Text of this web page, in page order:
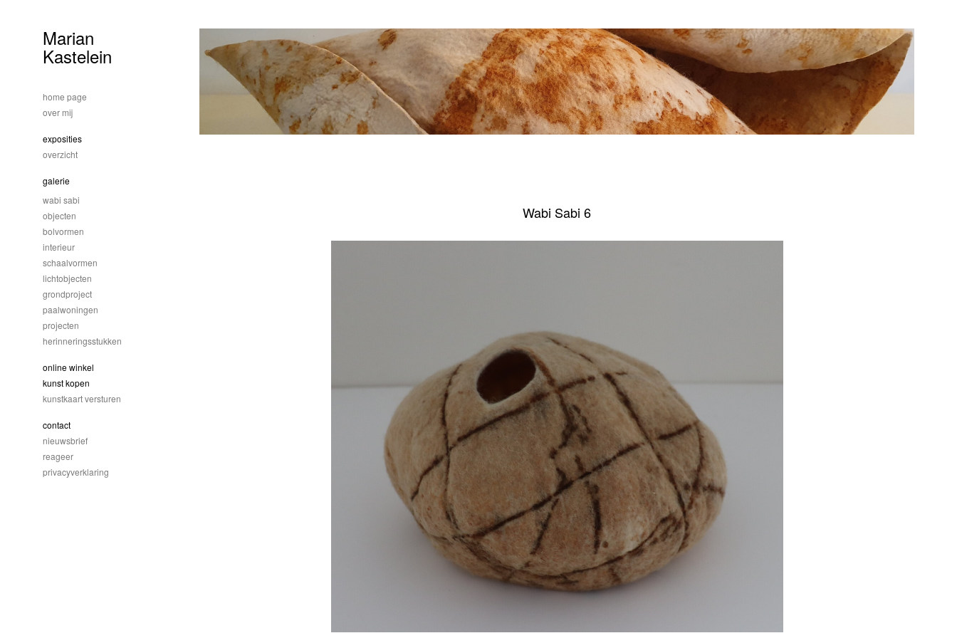
Wabi Sabi 6
Marian
Kastelein
home page
over mij
exposities
overzicht
galerie
wabi sabi
objecten
bolvormen
interieur
schaalvormen
lichtobjecten
grondproject
paalwoningen
projecten
herinneringsstukken
online winkel
kunst kopen
kunstkaart versturen
contact
nieuwsbrief
reageer
privacyverklaring